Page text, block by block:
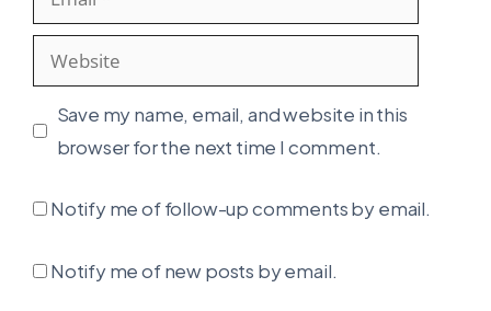
Website
Save my name, email, and website in this
browser for the next time I comment.
Notify me of follow-up comments by email.
Notify me of new posts by email.